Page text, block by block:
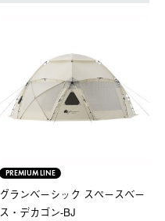
PREMIUM LINE
グランベーシック スペースベー
ス・デカゴン-BJ